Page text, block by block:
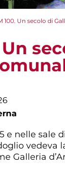
100. Un secolo di
Un
e nelle sale
vedeva
Galleria